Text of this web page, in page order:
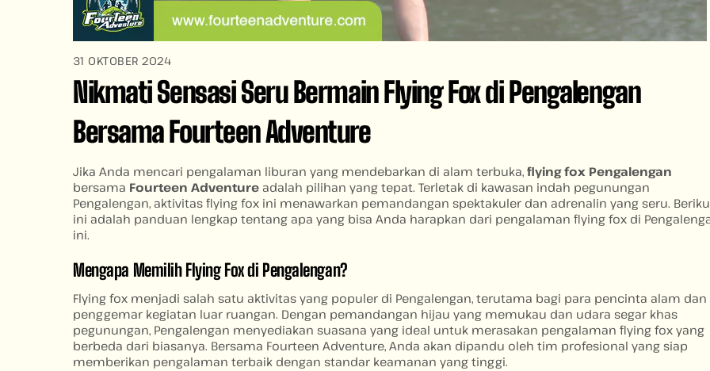
31 OKTOBER 2024
Nikmati Sensasi Seru Bermain Flying Fox di Pengalengan
Bersama Fourteen Adventure
Jika Anda mencari pengalaman liburan yang mendebarkan di alam terbuka, flying fox Pengalengan
bersama Fourteen Adventure adalah pilihan yang tepat. Terletak di kawasan indah pegunungan
Pengalengan, aktivitas flying fox ini menawarkan pemandangan spektakuler dan adrenalin yang seru.
ini adalah panduan lengkap tentang apa yang bisa Anda harapkan dari pengalaman flying fox di
ini.
Mengapa Memilih Flying Fox di Pengalengan?
Flying fox menjadi salah satu aktivitas yang populer di Pengalengan, terutama bagi para pencinta alam dan
penggemar kegiatan luar ruangan. Dengan pemandangan hijau yang memukau dan udara segar khas
pegunungan, Pengalengan menyediakan suasana yang ideal untuk merasakan pengalaman flying fox yang
berbeda dari biasanya. Bersama Fourteen Adventure, Anda akan dipandu oleh tim profesional yang siap
memberikan pengalaman terbaik dengan standar keamanan yang tinggi.